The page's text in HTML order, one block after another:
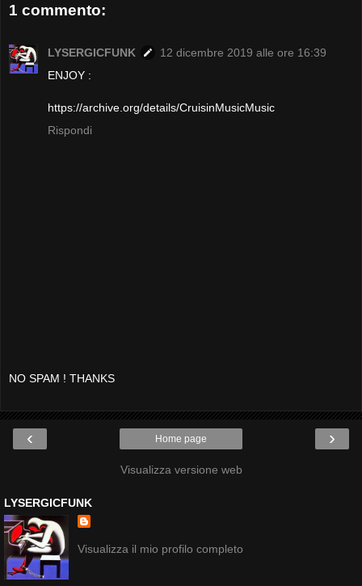
1 commento:
LYSERGICFUNK
12 dicembre 2019 alle ore 16:39
ENJOY :
https://archive.org/details/CruisinMusicMusic
Rispondi
NO SPAM ! THANKS
‹ ›
Home page
Visualizza versione web
LYSERGICFUNK
Visualizza il mio profilo completo